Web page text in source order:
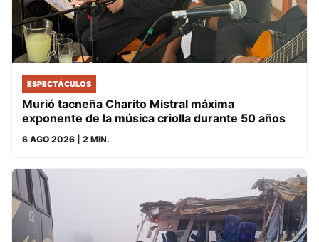
ESPECTÁCULOS
Murió tacneña Charito Mistral máxima
exponente de la música criolla durante 50 años
6 AGO 2026 | 2 MIN.